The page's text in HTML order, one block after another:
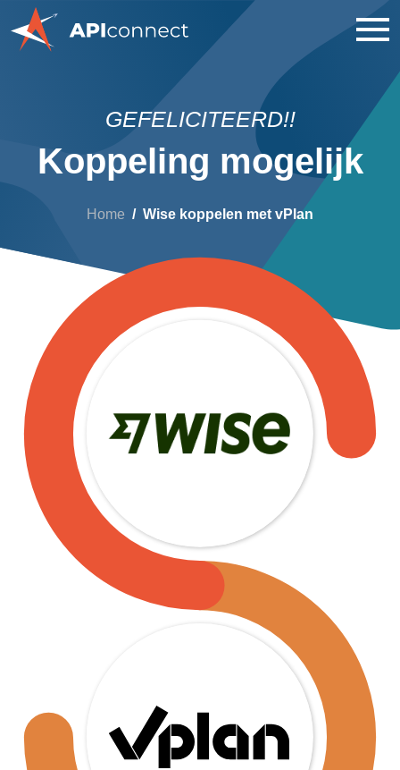
GEFELICITEERD!!
Koppeling mogelijk
Home Wise koppelen met vPlan